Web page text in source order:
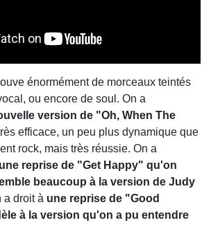
énormément de morceaux teintés
ou encore de soul. On a
version de "Oh, When The
efficace, un peu plus dynamique que
rock, mais très réussie. On a
une reprise de "Get Happy" qu'on
beaucoup à la version de Judy
a droit à une reprise de "Good
à la version qu'on a pu entendre